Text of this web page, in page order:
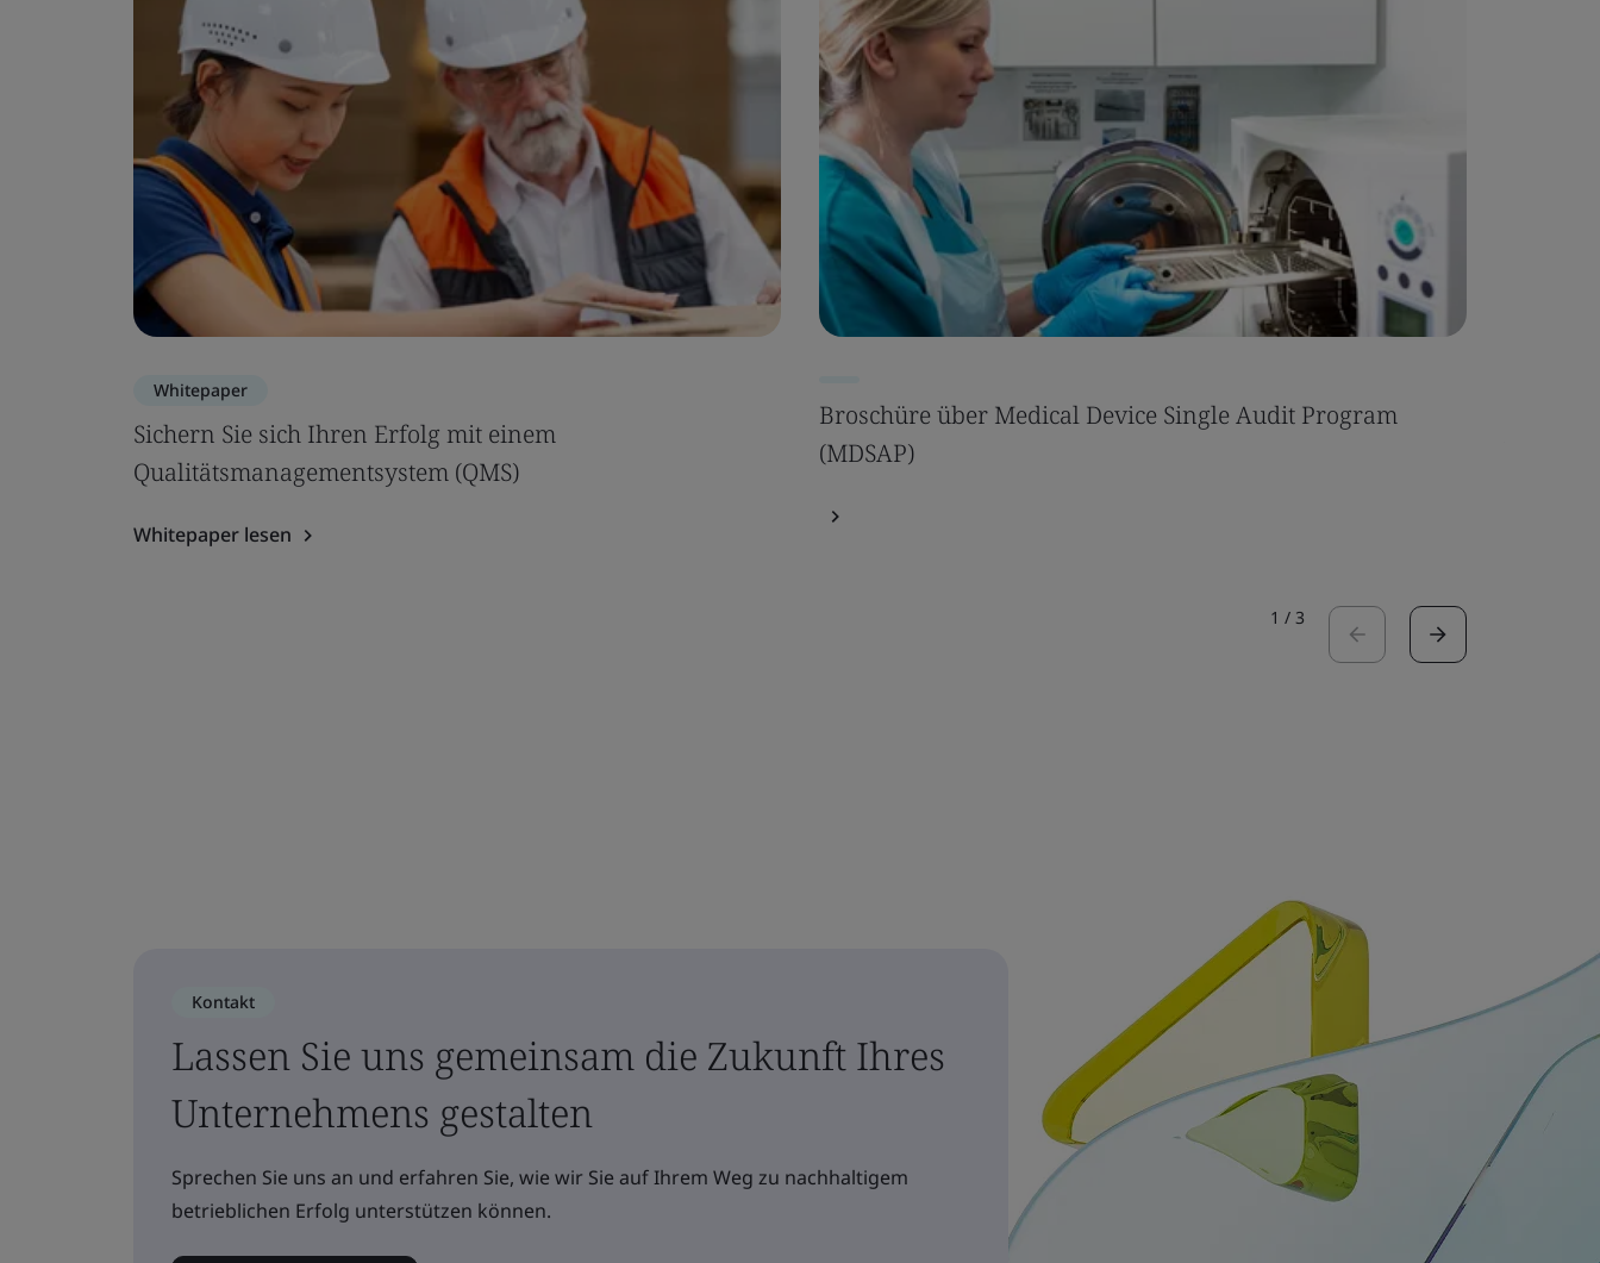
Whitepaper
Sichern Sie sich Ihren Erfolg mit einem
Qualitätsmanagementsystem (QMS)
Whitepaper lesen
Broschüre über Medical Device Single Audit Program
(MDSAP)
1 / 3
Kontakt
Lassen Sie uns gemeinsam die Zukunft Ihres
Unternehmens gestalten
Sprechen Sie uns an und erfahren Sie, wie wir Sie auf Ihrem Weg zu nachhaltigem
betrieblichen Erfolg unterstützen können.